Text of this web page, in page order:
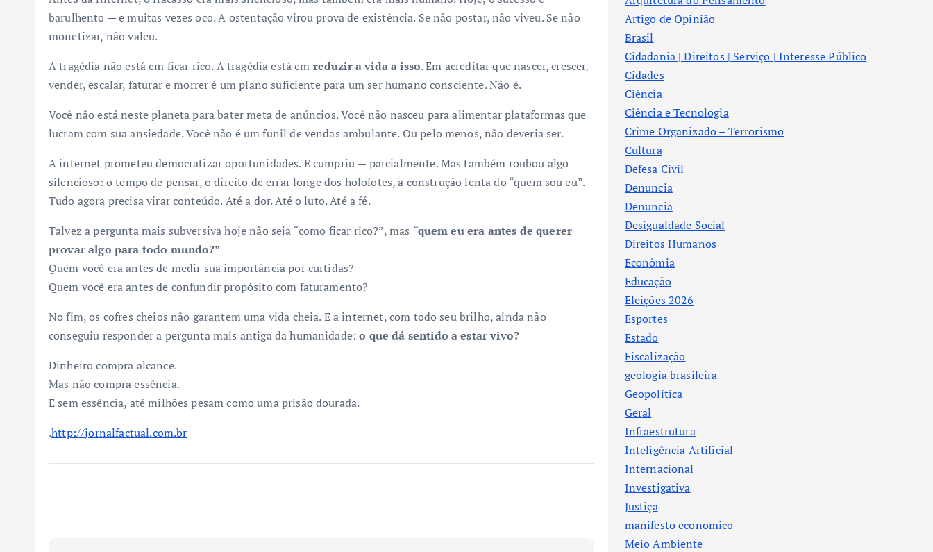
barulhento — e muitas vezes oco. A ostentação virou prova de existência. Se não postar, não viveu. Se não
monetizar, não valeu.
A tragédia não está em ficar rico. A tragédia está em reduzir a vida a isso. Em acreditar que nascer, crescer,
vender, escalar, faturar e morrer é um plano suficiente para um ser humano consciente. Não é.
Você não está neste planeta para bater meta de anúncios. Você não nasceu para alimentar plataformas que
lucram com sua ansiedade. Você não é um funil de vendas ambulante. Ou pelo menos, não deveria ser.
A internet prometeu democratizar oportunidades. E cumpriu — parcialmente. Mas também roubou algo
silencioso: o tempo de pensar, o direito de errar longe dos holofotes, a construção lenta do “quem sou eu”.
Tudo agora precisa virar conteúdo. Até a dor. Até o luto. Até a fé.
Talvez a pergunta mais subversiva hoje não seja “como ficar rico?”, mas “quem eu era antes de querer
provar algo para todo mundo?”
Quem você era antes de medir sua importância por curtidas?
Quem você era antes de confundir propósito com faturamento?
No fim, os cofres cheios não garantem uma vida cheia. E a internet, com todo seu brilho, ainda não
conseguiu responder a pergunta mais antiga da humanidade:o que dá sentido a estar vivo?
Dinheiro compra alcance.
Mas não compra essência.
E sem essência, até milhões pesam como uma prisão dourada.
.http://jornalfactual.com.br
Artigo de Opinião
Brasil
Cidadania | Direitos | Serviço | Interesse Público
Cidades
Ciência
Ciência e Tecnologia
Crime Organizado – Terrorismo
Cultura
Defesa Civil
Denuncia
Denuncia
Desigualdade Social
Direitos Humanos
Econômia
Educação
Eleições 2026
Esportes
Estado
Fiscalização
geologia brasileira
Geopolítica
Geral
Infraestrutura
Inteligência Artificial
Internacional
Investigativa
Justiça
manifesto economico
Meio Ambiente